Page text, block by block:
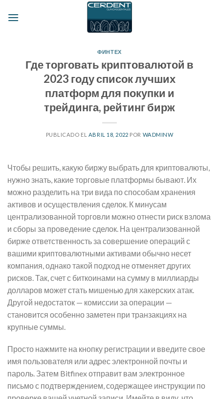
ФИНТЕХ
Где торговать криптовалютой в
2023 году список лучших
платформ для покупки и
трейдинга, рейтинг бирж
PUBLICADO EL ABRIL 18, 2022 POR WADMINW
Чтобы решить, какую биржу выбрать для криптовалюты,
нужно знать, какие торговые платформы бывают. Их
можно разделить на три вида по способам хранения
активов и осуществления сделок. К минусам
централизованной торговли можно отнести риск взлома
и сборы за проведение сделок. На централизованной
бирже ответственность за совершение операций с
вашими криптовалютными активами обычно несет
компания, однако такой подход не отменяет других
рисков. Так, счет с биткоинами на сумму в миллиарды
долларов может стать мишенью для хакерских атак.
Другой недостаток — комиссии за операции —
становится особенно заметен при транзакциях на
крупные суммы.
Просто нажмите на кнопку регистрации и введите свое
имя пользователя или адрес электронной почты и
пароль. Затем Bitfinex отправит вам электронное
письмо с подтверждением, содержащее инструкции по